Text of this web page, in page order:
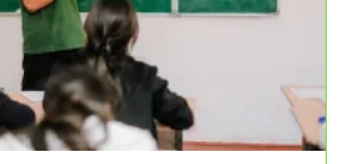
Привлечения
Инвестиций